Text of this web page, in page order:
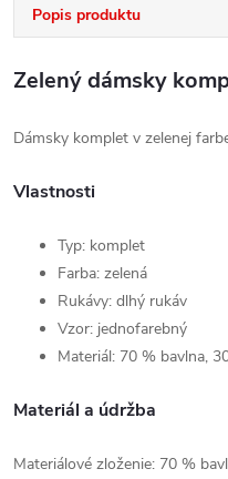
Popis produktu
Zelený dámsky
Dámsky komplet v zelenej
Vlastnosti
Typ: komplet
Farba: zelená
Rukávy: dlhý rukáv
Vzor: jednofarebný
Materiál: 70 % bavlna,
Materiál a údržba
Materiálové zloženie: 70 %